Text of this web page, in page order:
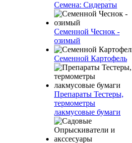
Семена: Сидераты
Семенной Чеснок -
озимый
Семенной Картофель
Препараты Тестеры,
термометры
лакмусовые бумаги